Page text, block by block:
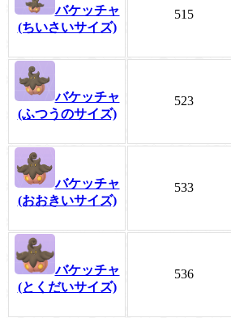
バケッチャ
(ちいさいサイズ)
515
バケッチャ
(ふつうのサイズ)
523
バケッチャ
(おおきいサイズ)
533
バケッチャ
(とくだいサイズ)
536